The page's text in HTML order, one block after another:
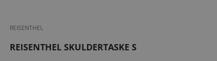
REISENTHEL
REISENTHEL SKULDERTASKE S